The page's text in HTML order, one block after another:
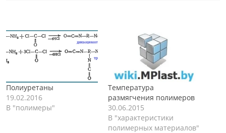
Полиуретаны
19.02.2016
В "полимеры"
Температура
размягчения полимеров
30.06.2015
В "характеристики
полимерных материалов"